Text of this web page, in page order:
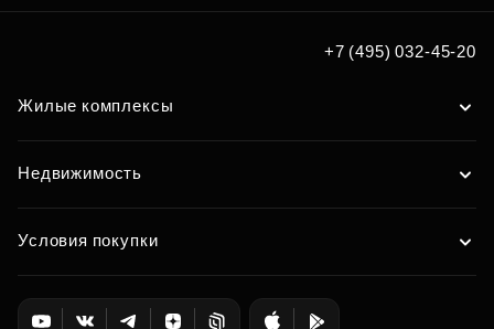
+7 (495) 032-45-20
Жилые комплексы
Недвижимость
Условия покупки